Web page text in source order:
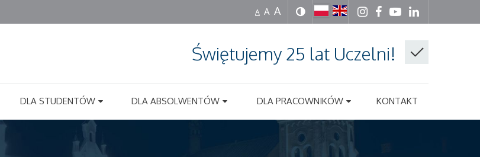
A A A
Świętujemy 25 lat Uczelni!
DLA STUDENTÓW DLA ABSOLWENTÓW DLA PRACOWNIKÓW KONTAKT